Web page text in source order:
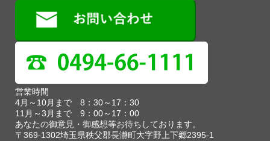
営業時間
4月～10月まで 8：30～17：30
11月～3月まで 9：00～17：00
あなたの御意見・御感想等お待ちしております。
〒369-1302埼玉県秩父郡長瀞町大字野上下郷2395-1